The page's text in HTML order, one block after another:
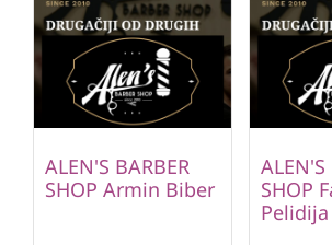
ALEN'S BARBER
SHOP Armin Biber
ALEN'S
SHOP
Pelidija